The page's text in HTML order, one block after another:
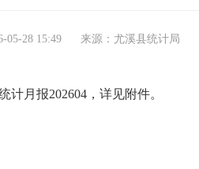
05-28 15:49 来源：尤溪县统计局
月报202604，详见附件。